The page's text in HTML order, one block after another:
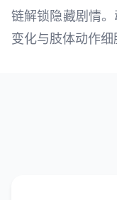
链解锁隐藏剧情
变化与肢体动作细